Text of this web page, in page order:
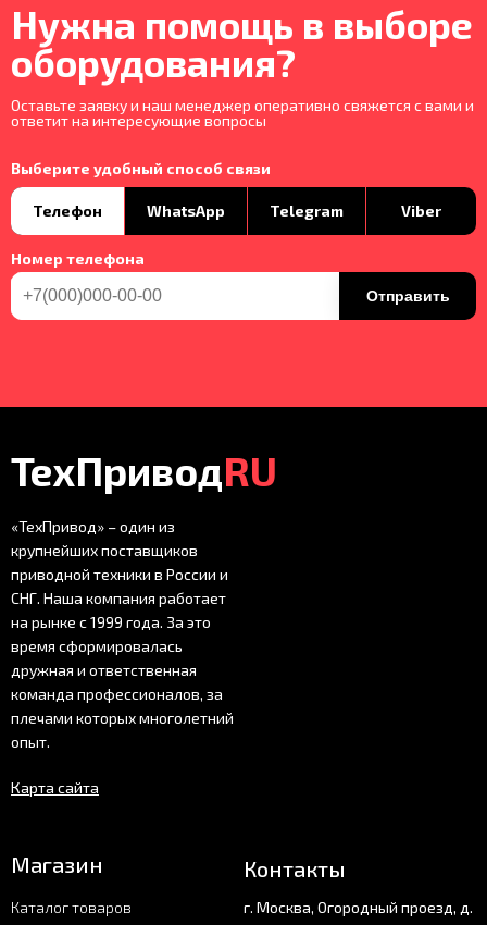
Нужна помощь в выборе
оборудования?
Оставьте заявку и наш менеджер оперативно свяжется с вами и
ответит на интересующие вопросы
Выберите удобный способ связи
Телефон WhatsApp Telegram Viber
Номер телефона
Отправить
ТехПриводRU
«ТехПривод» – один из
крупнейших поставщиков
приводной техники в России и
СНГ. Наша компания работает
на рынке с 1999 года. За это
время сформировалась
дружная и ответственная
команда профессионалов, за
плечами которых многолетний
опыт.
Карта сайта
Магазин
Каталог товаров
Контакты
г. Москва, Огородный проезд, д.